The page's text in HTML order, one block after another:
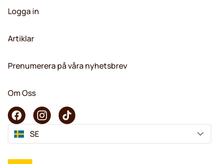
Logga in
Artiklar
Prenumerera på våra nyhetsbrev
Om Oss
SE